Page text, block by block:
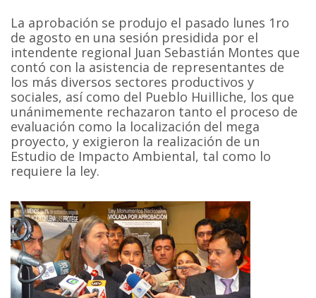
La aprobación se produjo el pasado lunes 1ro
de agosto en una sesión presidida por el
intendente regional Juan Sebastián Montes que
contó con la asistencia de representantes de
los más diversos sectores productivos y
sociales, así como del Pueblo Huilliche, los que
unánimemente rechazaron tanto el proceso de
evaluación como la localización del mega
proyecto, y exigieron la realización de un
Estudio de Impacto Ambiental, tal como lo
requiere la ley.